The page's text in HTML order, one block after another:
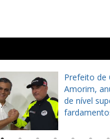
Prefeito de
Amorim,
de nível